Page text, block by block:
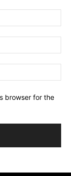
browser for the